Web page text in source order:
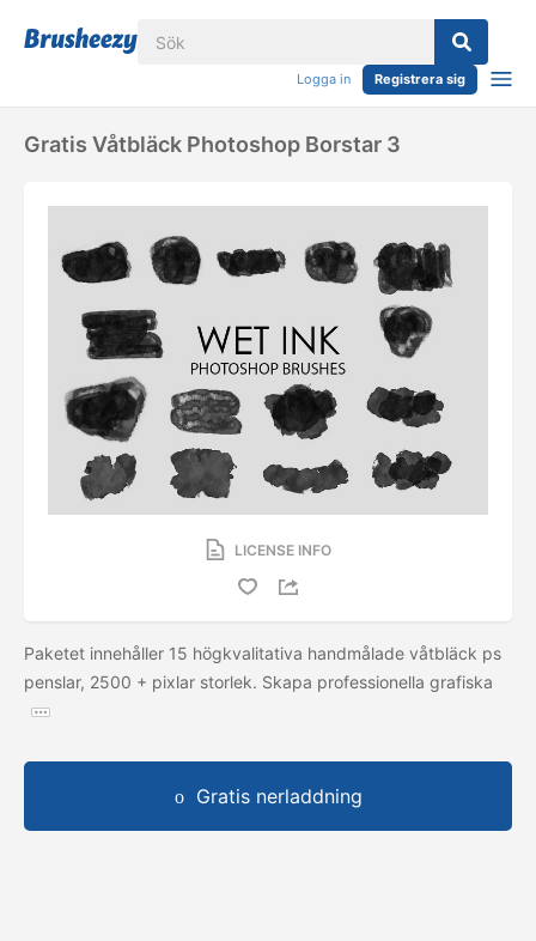
Logga in Registrera sig
Gratis Våtbläck Photoshop Borstar 3
LICENSE INFO
Paketet innehåller 15 högkvalitativa handmålade våtbläck ps
penslar, 2500 + pixlar storlek. Skapa professionella grafiska
Gratis nerladdning